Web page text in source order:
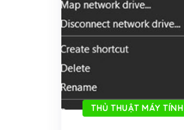
THỦ THUẬT MÁY TÍNH